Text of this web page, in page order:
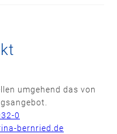
umgehend das von
0
bernried.de